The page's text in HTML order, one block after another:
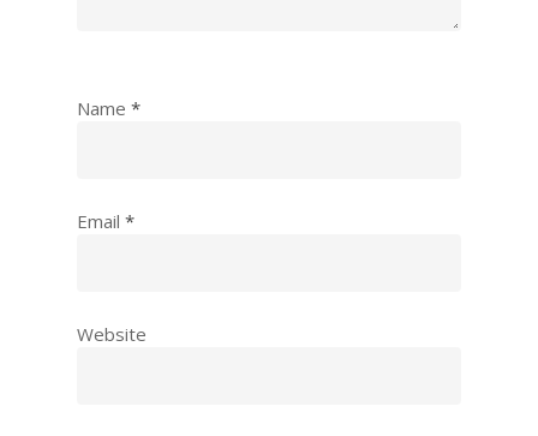
Name *
Email *
Website